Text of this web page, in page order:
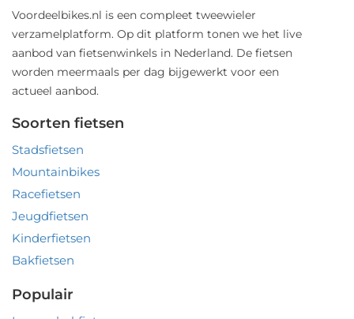
Voordeelbikes.nl is een compleet tweewieler
verzamelplatform. Op dit platform tonen we het live
aanbod van fietsenwinkels in Nederland. De fietsen
worden meermaals per dag bijgewerkt voor een
actueel aanbod.
Soorten fietsen
Stadsfietsen
Mountainbikes
Racefietsen
Jeugdfietsen
Kinderfietsen
Bakfietsen
Populair